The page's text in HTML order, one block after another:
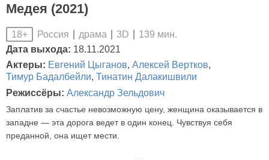
Медея (2021)
18+ Россия драма 3D
139 мин.
Дата выхода: 18.11.2021
Актеры: Евгений Цыганов, Алексей Вертков,
Тимур Бадалбейли, Тинатин Далакишвили
Режиссёры: Александр Зельдович
Заплатив за счастье невозможную цену, женщина оказывается в
западне — эта дорога ведет в один конец. Чувствуя себя
преданной, она ищет мести.